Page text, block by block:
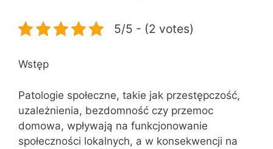
5/5 - (2 votes)
Wstęp
Patologie społeczne, takie jak przestępczość,
uzależnienia, bezdomność czy przemoc
domowa, wpływają na funkcjonowanie
społeczności lokalnych, a w konsekwencji na